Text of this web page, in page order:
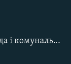
У Севастополі місцеві російська влада і комунальні служби прикрашають місто до новорічних свят.